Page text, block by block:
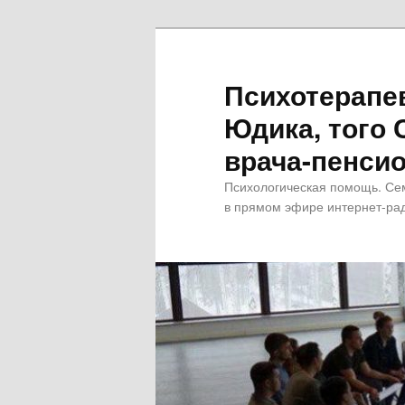
Юдика, того
врача-
Психологическая помощь.
в прямом эфире интернет-